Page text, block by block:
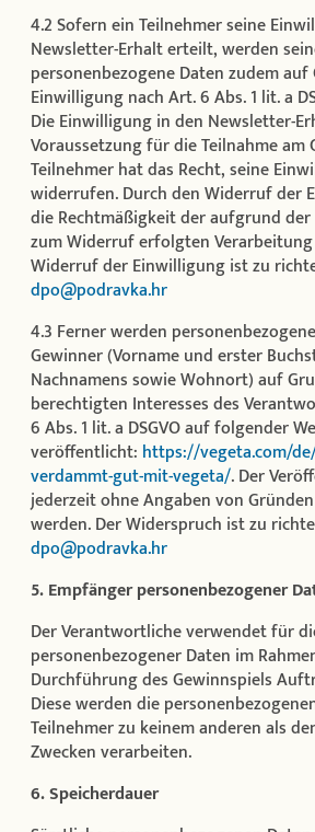
4.2 Sofern ein Teilnehmer seine
Newsletter-Erhalt erteilt, werden
personenbezogene Daten zudem
Einwilligung nach Art. 6 Abs. 1 lit. a
Die Einwilligung in den Newsletter-
Voraussetzung für die Teilnahme am
Teilnehmer hat das Recht, seine
widerrufen. Durch den Widerruf der
die Rechtmäßigkeit der aufgrund
zum Widerruf erfolgten
Widerruf der Einwilligung ist zu
dpo@podravka.hr
4.3 Ferner werden
Gewinner (Vorname und erster
Nachnamens sowie Wohnort) auf
berechtigten Interesses des
6 Abs. 1 lit. a DSGVO auf folgender
veröffentlicht: https://vegeta.com/
verdammt-gut-mit-vegeta/. Der
jederzeit ohne Angaben von
werden. Der Widerspruch ist zu
dpo@podravka.hr
5. Empfänger personenbezogener
Der Verantwortliche verwendet für
personenbezogener Daten im
Durchführung des Gewinnspiels
Diese werden die
Teilnehmer zu keinem anderen als
Zwecken verarbeiten.
6. Speicherdauer